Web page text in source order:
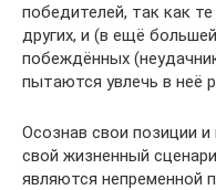
победителей, так как
других, и (в ещё
побеждённых
пытаются увлечь в неё
Осознав свои позиции
свой жизненный
являются непременной